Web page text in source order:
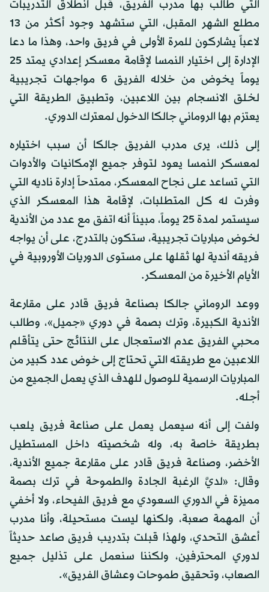
التي طالب بها مدرب الفريق، قبل انطلاق التدريبات
مطلع الشهر المقبل، التي ستشهد وجود أكثر من 13
لاعباً يشاركون للمرة الأولى في فريق واحد، وهذا ما دعا
الإدارة إلى اختيار النمسا لإقامة معسكر إعدادي يمتد 25
يوماً يخوض من خلاله الفريق 6 مواجهات تجريبية
لخلق الانسجام بين اللاعبين، وتطبيق الطريقة التي
يعتزم بها الروماني جالكا الدخول لمعترك الدوري.
إلى ذلك، يرى مدرب الفريق جالكا أن سبب اختياره
لمعسكر النمسا يعود لتوفر جميع الإمكانيات والأدوات
التي تساعد على نجاح المعسكر، ممتدحاً إدارة ناديه التي
وفرت له كل المتطلبات، لإقامة هذا المعسكر الذي
سيستمر لمدة 25 يوماً، مبيناً أنه اتفق مع عدد من الأندية
لخوض مباريات تجريبية، ستكون بالتدرج، على أن يواجه
فريقه أندية لها ثقلها على مستوى الدوريات الأوروبية في
الأيام الأخيرة من المعسكر.
ووعد الروماني جالكا بصناعة فريق قادر على مقارعة
الأندية الكبيرة، وترك بصمة في دوري «جميل»، وطالب
محبي الفريق عدم الاستعجال على النتائج حتى يتأقلم
اللاعبين مع طريقته التي تحتاج إلى خوض عدد كبير من
المباريات الرسمية للوصول للهدف الذي يعمل الجميع من
أجله.
ولفت إلى أنه سيعمل يعمل على صناعة فريق يلعب
بطريقة خاصة به، وله شخصيته داخل المستطيل
الأخضر، وصناعة فريق قادر على مقارعة جميع الأندية،
وقال: «لديَّ الرغبة الجادة والطموحة في ترك بصمة
مميزة في الدوري السعودي مع فريق الفيحاء، ولا أخفي
أن المهمة صعبة، ولكنها ليست مستحيلة، وأنا مدرب
أعشق التحدي، ولهذا قبلت بتدريب فريق صاعد حديثاً
لدوري المحترفين، ولكننا سنعمل على تذليل جميع
الصعاب، وتحقيق طموحات وعشاق الفريق».